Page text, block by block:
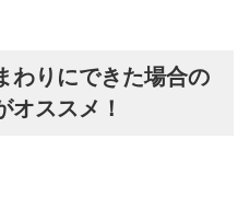
わりにできた場合の
オススメ！